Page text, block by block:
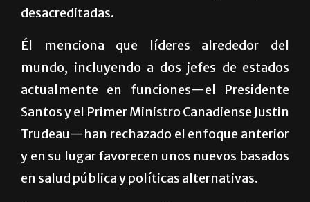
desacreditadas.
Él menciona que líderes alrededor del
mundo, incluyendo a dos jefes de estados
actualmente en funciones—el Presidente
Santos y el Primer Ministro Canadiense Justin
Trudeau—han rechazado el enfoque anterior
y en su lugar favorecen unos nuevos basados
en salud pública y políticas alternativas.